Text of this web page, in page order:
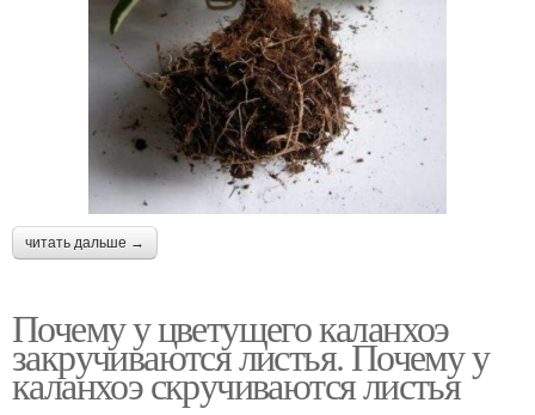
читать дальше →
Почему у цветущего каланхоэ
закручиваются листья. Почему у
каланхоэ скручиваются листья